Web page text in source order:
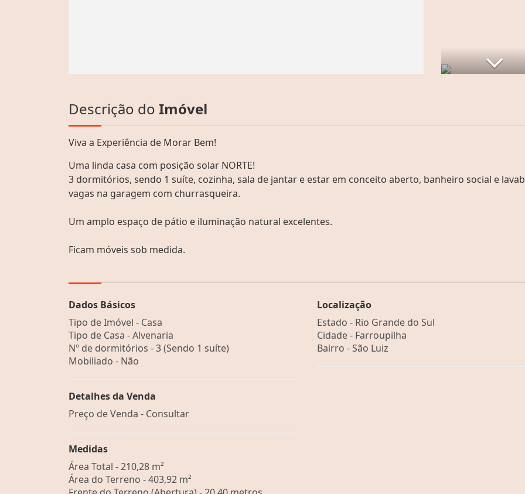
Descrição do Imóvel
Viva a Experiência de Morar Bem!
Uma linda casa com posição solar NORTE!
3 dormitórios, sendo 1 suíte, cozinha, sala de jantar e estar em conceito aberto, banheiro social e
vagas na garagem com churrasqueira.
Um amplo espaço de pátio e iluminação natural excelentes.
Ficam móveis sob medida.
Dados Básicos
Tipo de Imóvel - Casa
Tipo de Casa - Alvenaria
Nº de dormitórios - 3 (Sendo 1 suíte)
Mobiliado - Não
Detalhes da Venda
Preço de Venda - Consultar
Medidas
Área Total - 210,28 m²
Área do Terreno - 403,92 m²
Localização
Estado - Rio Grande do Sul
Cidade - Farroupilha
Bairro -São Luiz